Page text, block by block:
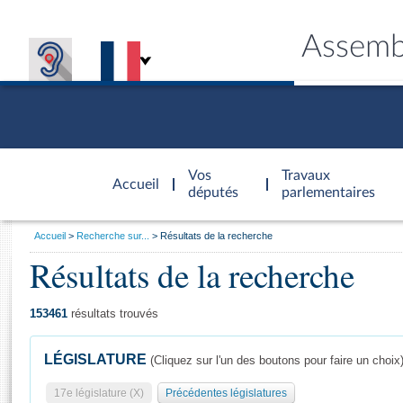
Accueil
d'accueil
Vos
députés
Travaux
parlementaires
Général
Vous
Accueil Recherche sur... Résultats de la recherche
Résultats de la recherche
153461 résultats trouvés
LÉGISLATURE (Cliquez sur l'un des boutons pour faire un choix)
17e législature (X) Précédentes législatures